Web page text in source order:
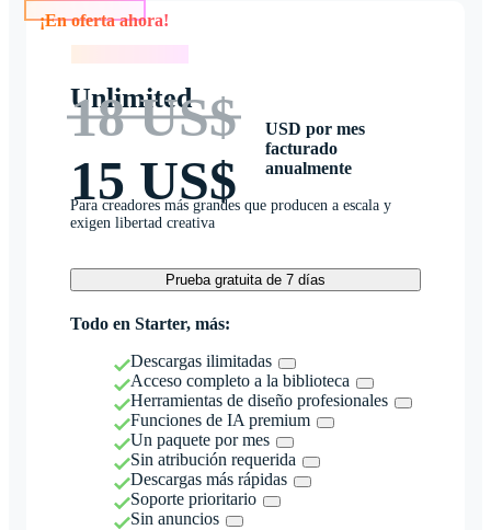
Unlimited
18 US$
15 US$
USD por mes
facturado
anualmente
Para creadores más grandes que producen a escala y
exigen libertad creativa
Prueba gratuita de 7 días
Todo en Starter, más:
Descargas ilimitadas
Acceso completo a la biblioteca
Herramientas de diseño profesionales
Funciones de IA premium
Un paquete por mes
Sin atribución requerida
Descargas más rápidas
Soporte prioritario
Sin anuncios